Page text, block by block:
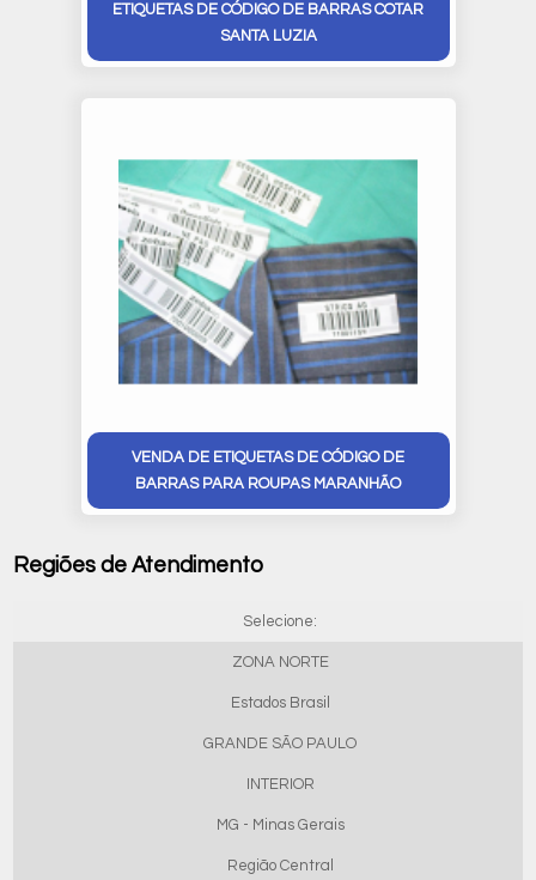
ETIQUETAS DE CÓDIGO DE BARRAS COTAR
SANTA LUZIA
VENDA DE ETIQUETAS DE CÓDIGO DE
BARRAS PARA ROUPAS MARANHÃO
Regiões de Atendimento
Selecione:
ZONA NORTE
Estados Brasil
GRANDE SÃO PAULO
INTERIOR
MG - Minas Gerais
Região Central